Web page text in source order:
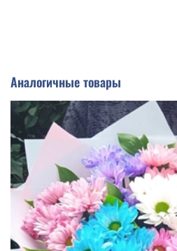
Аналогичные товары